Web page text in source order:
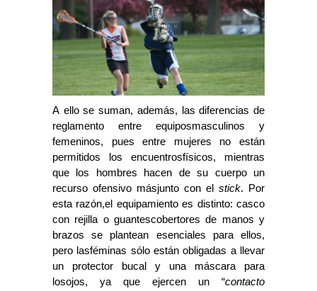
A ello se suman, además, las diferencias de
reglamento entre equiposmasculinos y
femeninos, pues entre mujeres no están
permitidos los encuentrosfísicos, mientras
que los hombres hacen de su cuerpo un
recurso ofensivo másjunto con el stick. Por
esta razón,el equipamiento es distinto: casco
con rejilla o guantescobertores de manos y
brazos se plantean esenciales para ellos,
pero lasféminas sólo están obligadas a llevar
un protector bucal y una máscara para
losojos, ya que ejercen un “contacto